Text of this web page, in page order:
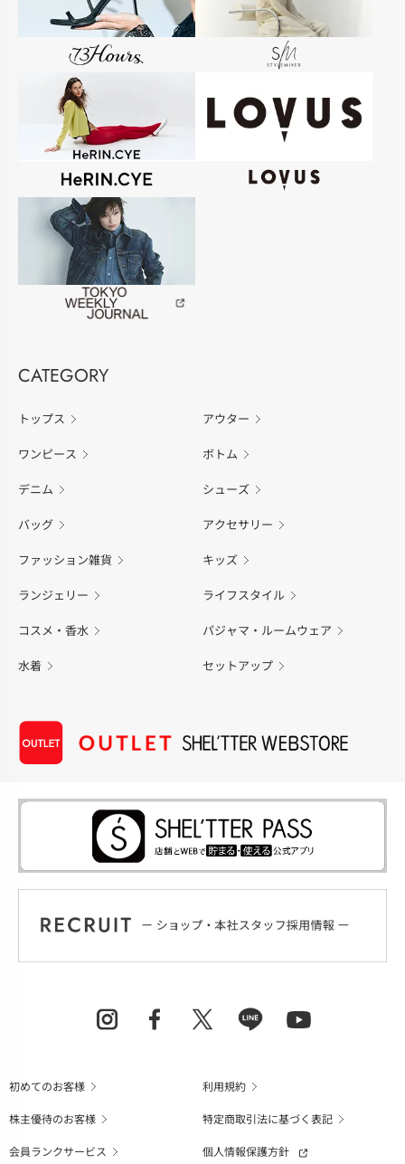
CATEGORY
トップス アウター
ワンピース ボトム
デニム シューズ
バッグ アクセサリー
ファッション雑貨 キッズ
ランジェリー ライフスタイル
コスメ・香水 パジャマ・ルームウェア
水着 セットアップ
初めてのお客様
利用規約
株主優待のお客様
特定商取引法に基づく表記
会員ランクサービス
個人情報保護方針